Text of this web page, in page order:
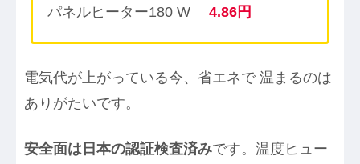
パネルヒーター180 W 4.86円
電気代が上がっている今、省エネで 温まるのは
ありがたいです。
安全面は日本の認証検査済みです。温度ヒュー